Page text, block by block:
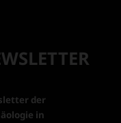
der
in